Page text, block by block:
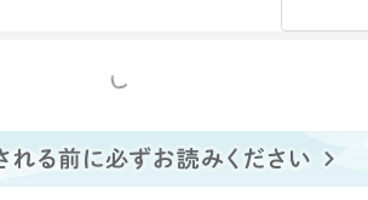
どご相談いただくといいと思いますよ。
もっと見る